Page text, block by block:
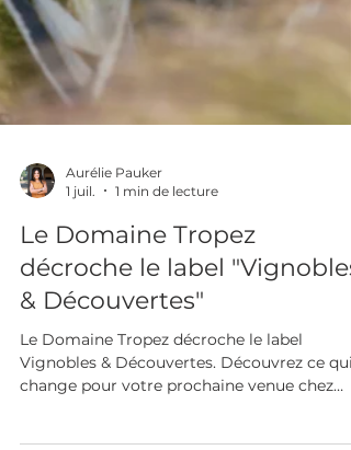
Aurélie Pauker
1 juil.
1 min de lecture
décroche le label "Vignobles
& Découvertes"